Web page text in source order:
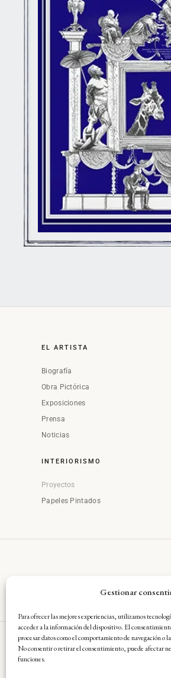
Gestionar
Para ofrecer las mejores experiencias, utilizamos
acceder a la información del dispositivo. El
procesar datos como el comportamiento de navegación o
No consentir o retirar el consentimiento, puede afectar
funciones.
EL ARTISTA
Biografía
Obra Pictórica
Exposiciones
Prensa
Noticias
INTERIORISMO
Proyectos
Papeles Pintados